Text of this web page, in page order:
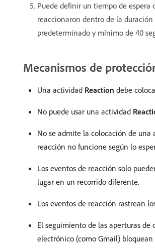
Puede definir un tiempo de espera
reaccionaron dentro de la
predeterminado y mínimo de 40
Mecanismos de
Una actividad Reaction debe
No puede usar una actividad
No se admite la colocación de una
reacción no funcione según lo
Los eventos de reacción solo
lugar en un recorrido diferente.
Los eventos de reacción rastrean
El seguimiento de las aperturas
electrónico (como Gmail)